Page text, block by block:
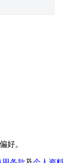
好。